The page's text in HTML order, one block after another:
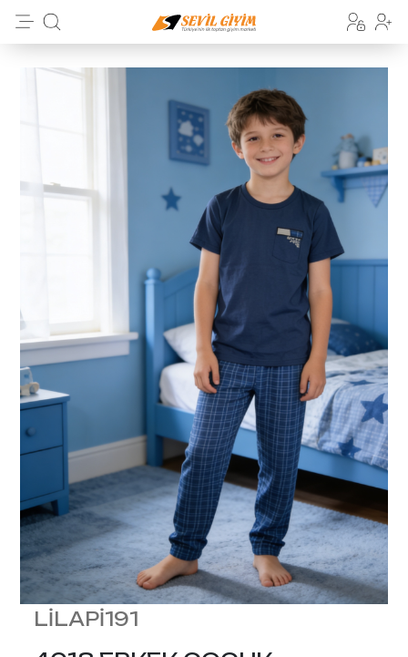
LİLAPİ191